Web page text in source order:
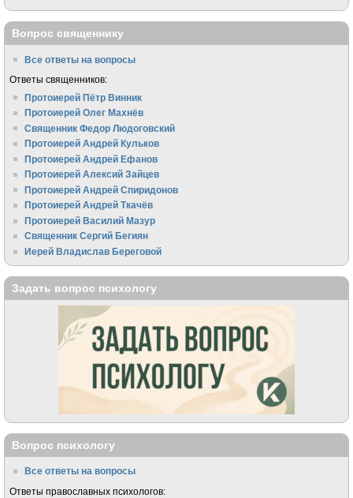
Вопрос священнику
Все ответы на вопросы
Ответы священников:
Протоиерей Пётр Винник
Протоиерей Олег Махнёв
Священник Федор Людоговский
Протоиерей Андрей Кульков
Протоиерей Андрей Ефанов
Протоиерей Алексий Зайцев
Протоиерей Андрей Спиридонов
Протоиерей Андрей Ткачёв
Протоиерей Василий Мазур
Священник Сергий Бегиян
Иерей Владислав Береговой
Задать вопрос психологу
Вопрос психологу
Все ответы на вопросы
Ответы православных психологов: